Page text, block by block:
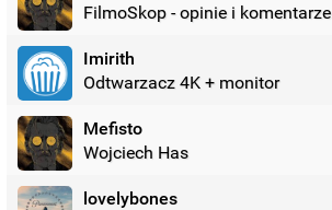
FilmoSkop - opinie i komentarze
Imirith
Odtwarzacz 4K + monitor
Mefisto
Wojciech Has
lovelybones